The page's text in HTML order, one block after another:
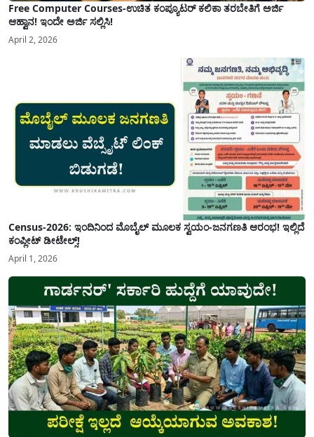
Free Computer Courses-ಉಚಿತ ಕಂಪ್ಯೂಟರ್ ಕಲಿಕಾ ತರಬೇತಿಗೆ ಅರ್ಜಿ
ಆಹ್ವಾನ! ಇಂದೇ ಅರ್ಜಿ ಸಲ್ಲಿಸಿ!
April 2, 2026
Census-2026: ಇಂದಿನಿಂದ ಮೊಬೈಲ್ ಮೂಲಕ ಸ್ವಯಂ-ಜನಗಣತಿ ಆರಂಭ! ಇಲ್ಲಿದೆ
ಕಂಪ್ಲೀಟ್ ಡೀಟೇಲ್ಸ್!
April 1, 2026